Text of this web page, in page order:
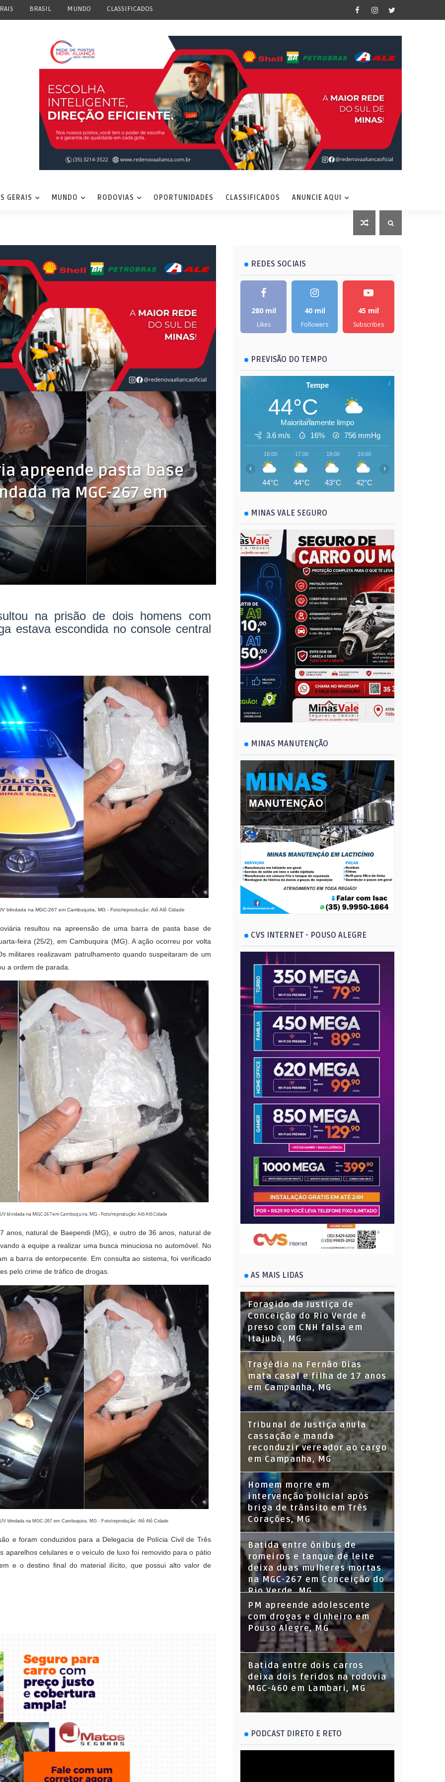
BRASIL MUNDO CLASSIFICADOS
GERAIS MUNDO RODOVIAS OPORTUNIDADES CLASSIFICADOS ANUNCIE AQUI
apreende pasta base
na MGC-267 em
na prisão de dois homens com
estava escondida no console central
blindada na MGC-267 em Cambuquira, MG - Foto/reprodução: Alô Alô Cidade
resultou na apreensão de uma barra de pasta base de
feira (25/2), em Cambuquira (MG). A ação ocorreu por volta
militares realizavam patrulhamento quando suspeitaram de um
a ordem de parada.
blindada na MGC-267 em Cambuquira, MG - Foto/reprodução: Alô Alô Cidade
anos, natural de Baependi (MG), e outro de 36 anos, natural de
a equipe a realizar uma busca minuciosa no automóvel. No
a barra de entorpecente. Em consulta ao sistema, foi verificado
pelo crime de tráfico de drogas.
blindada na MGC-267 em Cambuquira, MG - Foto/reprodução: Alô Alô Cidade
e foram conduzidos para a Delegacia de Polícia Civil de Três
aparelhos celulares e o veículo de luxo foi removido para o pátio
e o destino final do material ilícito, que possui alto valor de
REDES SOCIAIS
280 mil
Likes
40 mil
Followers
45 mil
Subscribes
PREVISÃO DO TEMPO
Tempe
44°C
Maioritariamente limpo
3.6 m/s
16% 756 mmHg
16:00
44°C
17:00
44°C
18:00
43°C
19:00
42°C
‹ ›
MINAS VALE SEGURO
MINAS MANUTENÇÃO
CVS INTERNET - POUSO ALEGRE
AS MAIS LIDAS
Foragido da Justiça de
Conceição do Rio Verde é
preso com CNH falsa em
Itajubá, MG
Tragédia na Fernão Dias
mata casal e filha de 17 anos
em Campanha, MG
Tribunal de Justiça anula
cassação e manda
reconduzir vereador ao cargo
em Campanha, MG
Homem morre em
intervenção policial após
briga de trânsito em Três
Corações, MG
Batida entre ônibus de
romeiros e tanque de leite
deixa duas mulheres mortas
na MGC-267 em Conceição do
Rio Verde, MG
PM apreende adolescente
com drogas e dinheiro em
Pouso Alegre, MG
Batida entre dois carros
deixa dois feridos na rodovia
MGC-460 em Lambari, MG
PODCAST DIRETO E RETO